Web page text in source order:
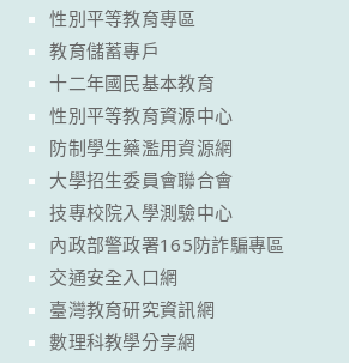
性別平等教育專區
教育儲蓄專戶
十二年國民基本教育
性別平等教育資源中心
防制學生藥濫用資源網
大學招生委員會聯合會
技專校院入學測驗中心
內政部警政署165防詐騙專區
交通安全入口網
臺灣教育研究資訊網
數理科教學分享網